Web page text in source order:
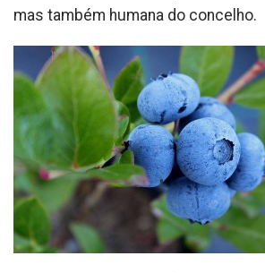
mas também humana do concelho.